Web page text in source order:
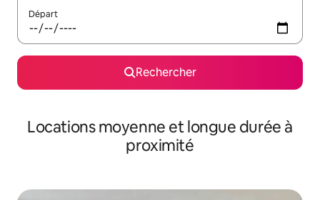
Départ
Rechercher
Locations moyenne et longue durée à
proximité